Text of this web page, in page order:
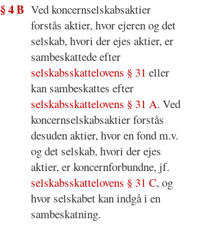
§ 4 B Ved koncernselskabsaktier
forstås aktier, hvor ejeren og det
selskab, hvori der ejes aktier, er
sambeskattede efter
selskabsskattelovens § 31 eller
kan sambeskattes efter
selskabsskattelovens § 31 A. Ved
koncernselskabsaktier forstås
desuden aktier, hvor en fond m.v.
og det selskab, hvori der ejes
aktier, er koncernforbundne, jf.
selskabsskattelovens § 31 C, og
hvor selskabet kan indgå i en
sambeskatning.